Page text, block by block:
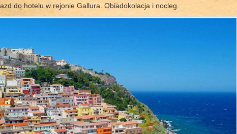
do hotelu w rejonie Gallura. Obiadokolacja i nocleg.